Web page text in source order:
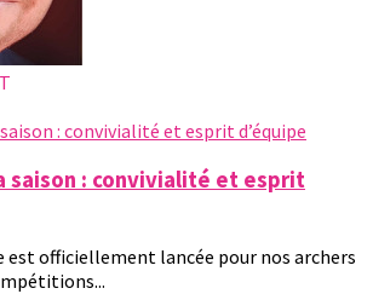
saison : convivialité et esprit
est officiellement lancée pour nos archers